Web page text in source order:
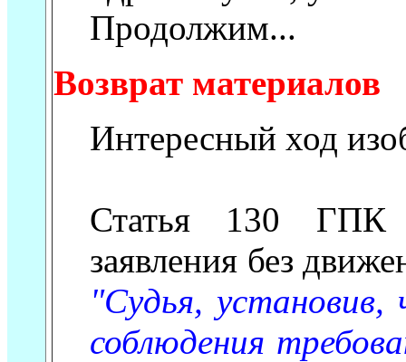
Продолжим...
Возврат материалов
Интересный ход
Статья 130 ГПК
заявления без
"Судья, установив,
соблюдения